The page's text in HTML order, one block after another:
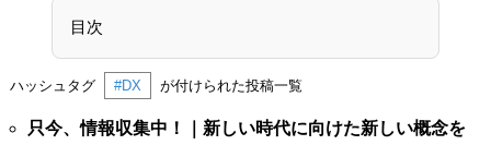
目次
ハッシュタグ #DX が付けられた投稿一覧
只今、情報収集中！｜新しい時代に向けた新しい概念を